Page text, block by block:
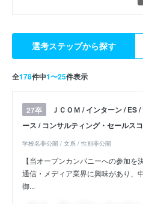
選考ステップから探す
全178件中1〜25件表示
27卒
ＪＣＯＭ / インターン / ES
ース / コンサルティング・セールス
学校名非公開 / 文系 / 性別非公開
【当オープンカンパニーへの参加を
通信・メディア業界に興味があり、
御...